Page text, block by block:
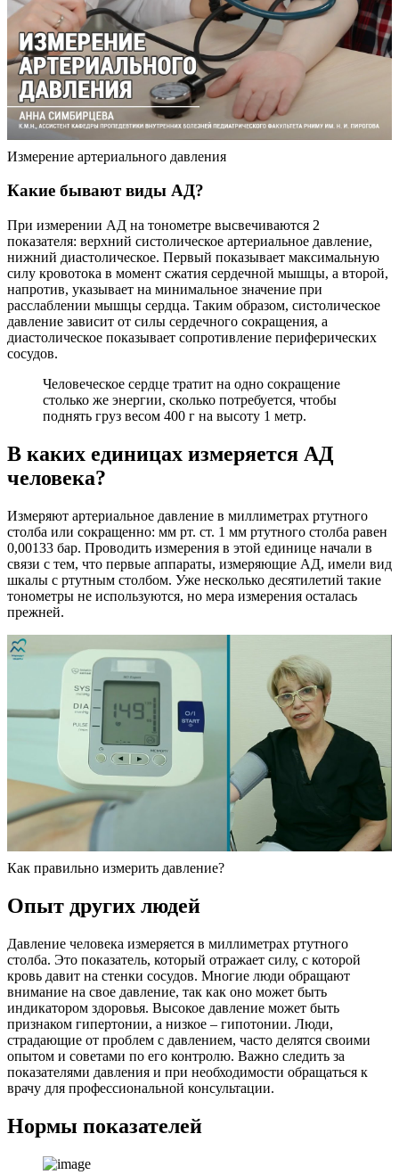
Измерение артериального давления
Какие бывают виды АД?
При измерении АД на тонометре высвечиваются 2
показателя: верхний систолическое артериальное давление,
нижний диастолическое. Первый показывает максимальную
силу кровотока в момент сжатия сердечной мышцы, а второй,
напротив, указывает на минимальное значение при
расслаблении мышцы сердца. Таким образом, систолическое
давление зависит от силы сердечного сокращения, а
диастолическое показывает сопротивление периферических
сосудов.
Человеческое сердце тратит на одно сокращение
столько же энергии, сколько потребуется, чтобы
поднять груз весом 400 г на высоту 1 метр.
В каких единицах измеряется АД
человека?
Измеряют артериальное давление в миллиметрах ртутного
столба или сокращенно: мм рт. ст. 1 мм ртутного столба равен
0,00133 бар. Проводить измерения в этой единице начали в
связи с тем, что первые аппараты, измеряющие АД, имели вид
шкалы с ртутным столбом. Уже несколько десятилетий такие
тонометры не используются, но мера измерения осталась
прежней.
Как правильно измерить давление?
Опыт других людей
Давление человека измеряется в миллиметрах ртутного
столба. Это показатель, который отражает силу, с которой
кровь давит на стенки сосудов. Многие люди обращают
внимание на свое давление, так как оно может быть
индикатором здоровья. Высокое давление может быть
признаком гипертонии, а низкое – гипотонии. Люди,
страдающие от проблем с давлением, часто делятся своими
опытом и советами по его контролю. Важно следить за
показателями давления и при необходимости обращаться к
врачу для профессиональной консультации.
Нормы показателей